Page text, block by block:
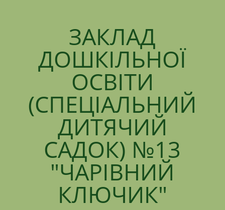
ЗАКЛАД
ДОШКІЛЬНОЇ
ОСВІТИ
(СПЕЦІАЛЬНИЙ
ДИТЯЧИЙ
САДОК) №13
"ЧАРІВНИЙ
КЛЮЧИК"